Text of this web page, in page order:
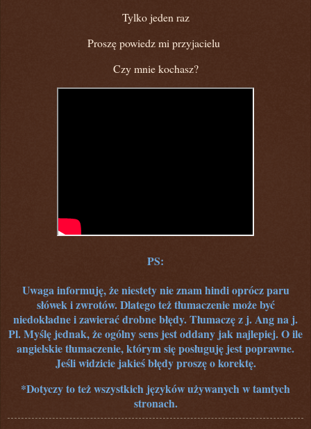
Tylko jeden raz
Proszę powiedz mi przyjacielu
Czy mnie kochasz?
PS:
Uwaga informuję, że niestety nie znam hindi oprócz paru
słówek i zwrotów. Dlatego też tłumaczenie może być
niedokładne i zawierać drobne błędy. Tłumaczę z j. Ang na j.
Pl. Myślę jednak, że ogólny sens jest oddany jak najlepiej. O ile
angielskie tłumaczenie, którym się posługuję jest poprawne.
Jeśli widzicie jakieś błędy proszę o korektę.
*Dotyczy to też wszystkich języków używanych w tamtych
stronach.